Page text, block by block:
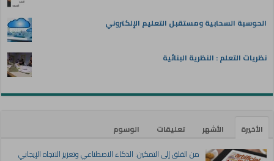
الحوسبة السحابية ومستقبل التعليم الإلكتروني
نظريات التعلم : النظرية البنائية
الأخيرة الأشهر تعليقات
الوسوم
من القلق إلى التمكين: الذكاء الاصطناعي وتعزيز الاتجاه الإيجابي